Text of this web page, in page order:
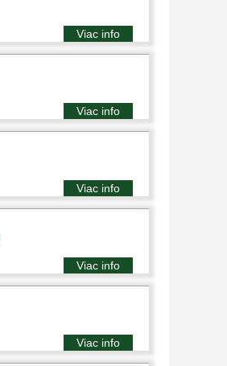
Viac info
Viac info
Viac info
Viac info
Viac info